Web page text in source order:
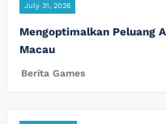
July 31, 2026
Mengoptimalkan Peluang
Macau
Berita Games